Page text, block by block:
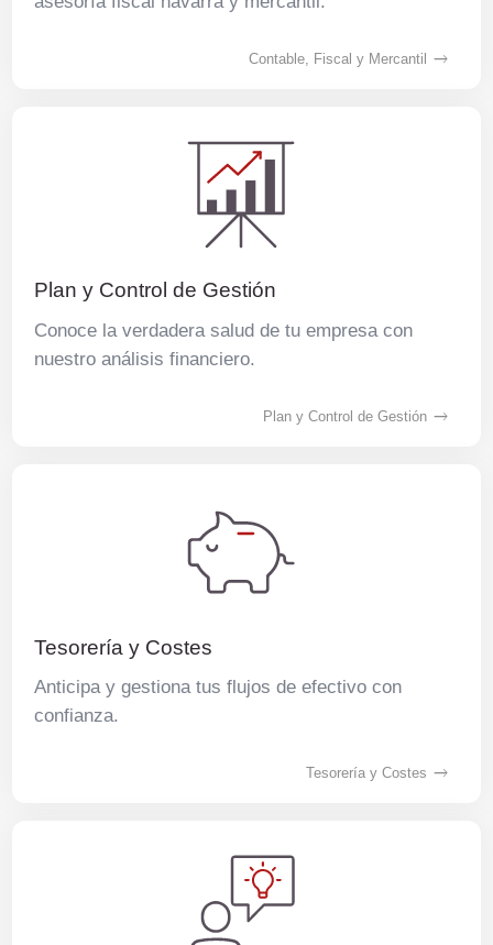
Contable, Fiscal y Mercantil
Plan y Control de Gestión
Conoce la verdadera salud de tu empresa con
nuestro análisis financiero.
Plan y Control de Gestión
Tesorería y Costes
Anticipa y gestiona tus flujos de efectivo con
confianza.
Tesorería y Costes